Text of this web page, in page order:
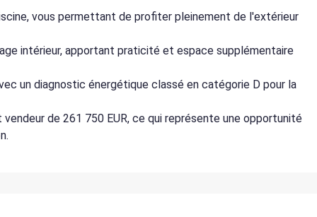
vous permettant de profiter pleinement de l'extérieur
intérieur, apportant praticité et espace supplémentaire
un diagnostic énergétique classé en catégorie D pour la
de 261 750 EUR, ce qui représente une opportunité